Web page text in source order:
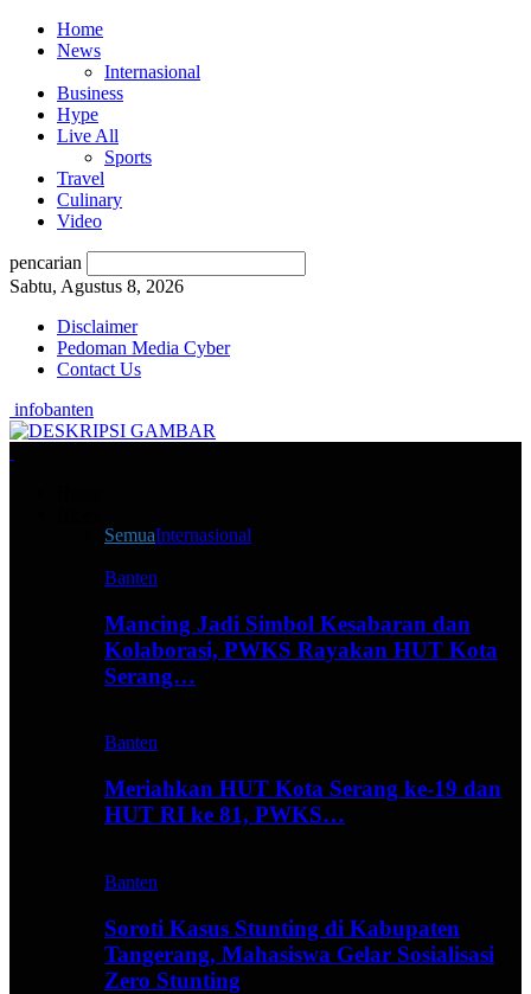
Home
News
Internasional
Business
Hype
Live All
Sports
Travel
Culinary
Video
pencarian
Sabtu, Agustus 8, 2026
Disclaimer
Pedoman Media Cyber
Contact Us
infobanten
SemuaInternasional
Banten
Mancing Jadi Simbol Kesabaran dan
Kolaborasi, PWKS Rayakan HUT Kota
Serang…
Banten
Meriahkan HUT Kota Serang ke-19 dan
HUT RI ke 81, PWKS…
Banten
Soroti Kasus Stunting di Kabupaten
Tangerang, Mahasiswa Gelar Sosialisasi
Zero Stunting